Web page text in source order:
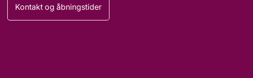
Kontakt og åbningstider